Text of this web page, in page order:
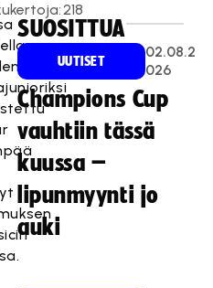
218
SUOSITTUA
UUTISET
02.08.2
026
Champions Cup
vauhtiin tässä
kuussa –
lipunmyynti jo
auki